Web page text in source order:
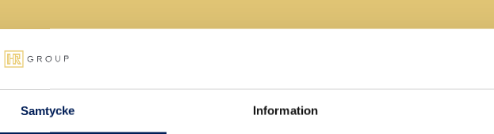
Samtycke Information
Vill du prata med någon av våra
operativa och strategiska HR-insatser. Lämna dina